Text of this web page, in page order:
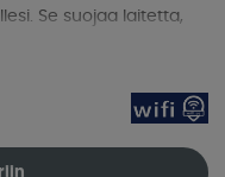
Se suojaa laitetta,
mukana